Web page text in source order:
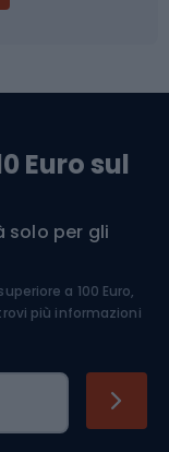
Euro sul
solo per gli
a 100 Euro,
più informazioni